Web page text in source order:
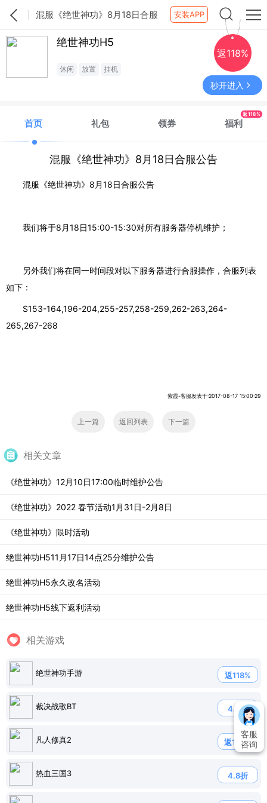
混服《绝世神功》8月18日合服
公告
安装APP
绝世神功H5
休闲 放置 挂机
返118%
秒开进入
首页 礼包 领券 福利
返118%
混服《绝世神功》8月18日合服公告
混服《绝世神功》8月18日合服公告
我们将于8月18日15:00-15:30对所有服务器停机维护；
另外我们将在同一时间段对以下服务器进行合服操作，合服列表
如下：
S153-164,196-204,255-257,258-259,262-263,264-
265,267-268
紫霞-客服发表于:2017-08-17 15:00:29
上一篇 返回列表 下一篇
相关文章
《绝世神功》12月10日17:00临时维护公告
《绝世神功》2022 春节活动1月31日-2月8日
《绝世神功》限时活动
绝世神功H511月17日14点25分维护公告
绝世神功H5永久改名活动
绝世神功H5线下返利活动
相关游戏
绝世神功手游 返118%
裁决战歌BT 4.5折
凡人修真2 返120%
热血三国3 4.8折
客服
咨询